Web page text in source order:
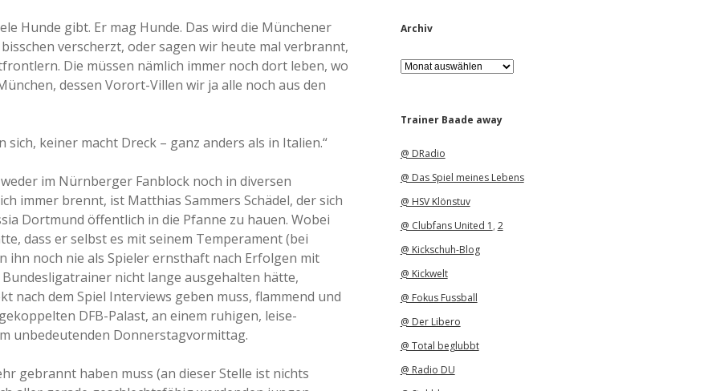
Hunde gibt. Er mag Hunde. Das wird die Münchener
verscherzt, oder sagen wir heute mal verbrannt,
Die müssen nämlich immer noch dort leben, wo
dessen Vorort-Villen wir ja alle noch aus den
keiner macht Dreck – ganz anders als in Italien.“
im Nürnberger Fanblock noch in diversen
immer brennt, ist Matthias Sammers Schädel, der sich
Dortmund öffentlich in die Pfanne zu hauen. Wobei
dass er selbst es mit seinem Temperament (bei
ihn noch nie als Spieler ernsthaft nach Erfolgen mit
nicht lange ausgehalten hätte,
nach dem Spiel Interviews geben muss, flammend und
DFB-Palast, an einem ruhigen, leise-
unbedeutenden Donnerstagvormittag.
gebrannt haben muss (an dieser Stelle ist nichts
Archiv
A
r
iTrainer Baade away
@ DRadio
@ Das Spiel meines Lebens
@ HSV Klönstuv
@ Clubfans United 1 , 2
@ Kickschuh-Blog
@ Kickwelt
@ Fokus Fussball
@ Der Libero
@ Total beglubbt
@ Radio DU